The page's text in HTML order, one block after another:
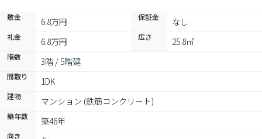
敷金 6.8万円 保証金 なし
礼金 6.8万円 広さ 25.8㎡
階数 3階 / 5階建
間取り 1DK
建物 マンション (鉄筋コンクリート)
築年数 築46年
向き